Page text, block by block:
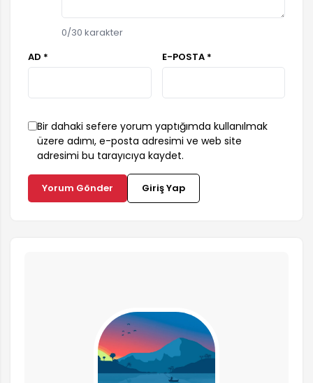
0/30 karakter
AD *
E-POSTA *
Bir dahaki sefere yorum yaptığımda kullanılmak
üzere adımı, e-posta adresimi ve web site
adresimi bu tarayıcıya kaydet.
Yorum Gönder Giriş Yap